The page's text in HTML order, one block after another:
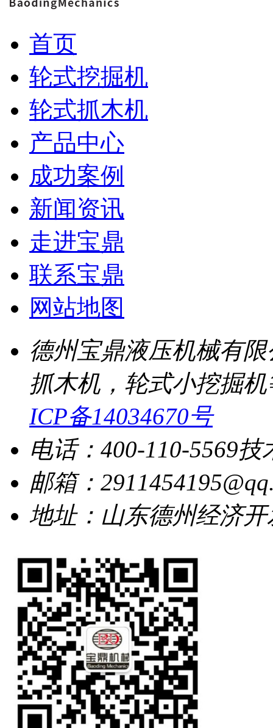
首页
轮式挖掘机
轮式抓木机
产品中心
成功案例
新闻资讯
走进宝鼎
联系宝鼎
网站地图
德州宝鼎液压机械有
抓木机，轮式小挖掘
ICP备14034670号
电话：400-110-5569技
邮箱：
地址：山东德州经济